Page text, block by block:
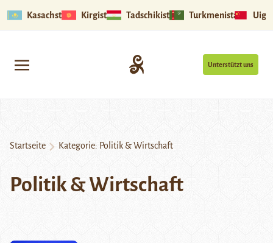
Kasachstan Kirgistan Tadschikistan Turkmenistan
Unterstützt uns
Startseite Kategorie: Politik & Wirtschaft
Politik & Wirtschaft